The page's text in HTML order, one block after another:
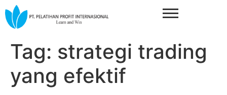
Tag: strategi trading
yang efektif